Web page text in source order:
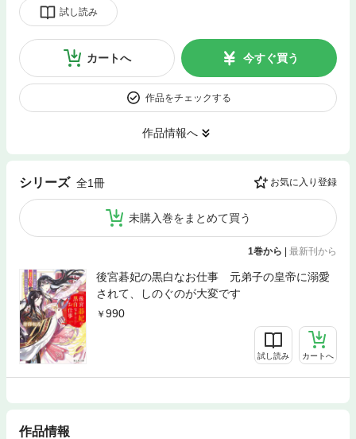
試し読み
カートへ 今すぐ買う
作品をチェックする
作品情報へ
シリーズ 全1冊 お気に入り登録
未購入巻をまとめて買う
1巻から | 最新刊から
後宮碁妃の黒白なお仕事 元弟子の皇帝に溺愛
されて、しのぐのが大変です
990
試し読み カートへ
作品情報